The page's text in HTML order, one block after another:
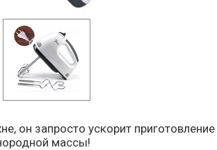
он запросто ускорит
массы!